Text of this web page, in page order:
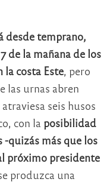
desde temprano,
de la mañana de los
la costa Este, pero
las urnas abren
seis husos
con la posibilidad
-quizás más que los
próximo presidente
produzca una